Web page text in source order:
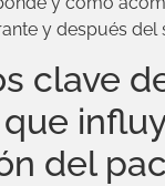
y después del
clave
del